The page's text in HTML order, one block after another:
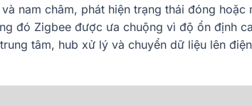
nam châm, phát hiện trạng thái đóng hoặc
đó Zigbee được ưa chuộng vì độ ổn định
tâm, hub xử lý và chuyển dữ liệu lên